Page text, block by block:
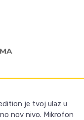
je tvoj ulaz u
nov nivo. Mikrofon